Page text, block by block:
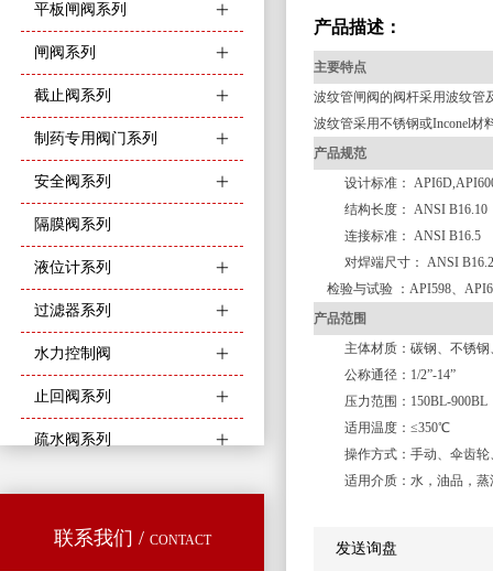
主要特点
波纹管闸阀的阀杆采用波纹管
波纹管采用不锈钢或Inconel
产品规范
设计标准：
结构长度： ANSI B16.10
连接标准： ANSI B16.5
对焊端尺寸： ANSI
检验与试验 ：API598、
产品范围
主体材质：碳钢、不锈
公称通径：1/2”-14”
压力范围：150BL-900BL
适用温度：≤350℃
操作方式：手动、伞齿
适用介质：水，油品，蒸
发送询盘
产品描述：
ꄶ
平板闸阀系列
ꄶ
闸阀系列
ꄶ
截止阀系列
ꄶ
制药专用阀门系列
ꄶ
安全阀系列
隔膜阀系列
ꄶ
液位计系列
ꄶ
过滤器系列
ꄶ
水力控制阀
ꄶ
止回阀系列
ꄶ
疏水阀系列
联系我们 / CONTACT